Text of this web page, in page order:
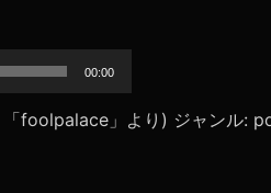
00:00
foolpalace」より) ジャンル: